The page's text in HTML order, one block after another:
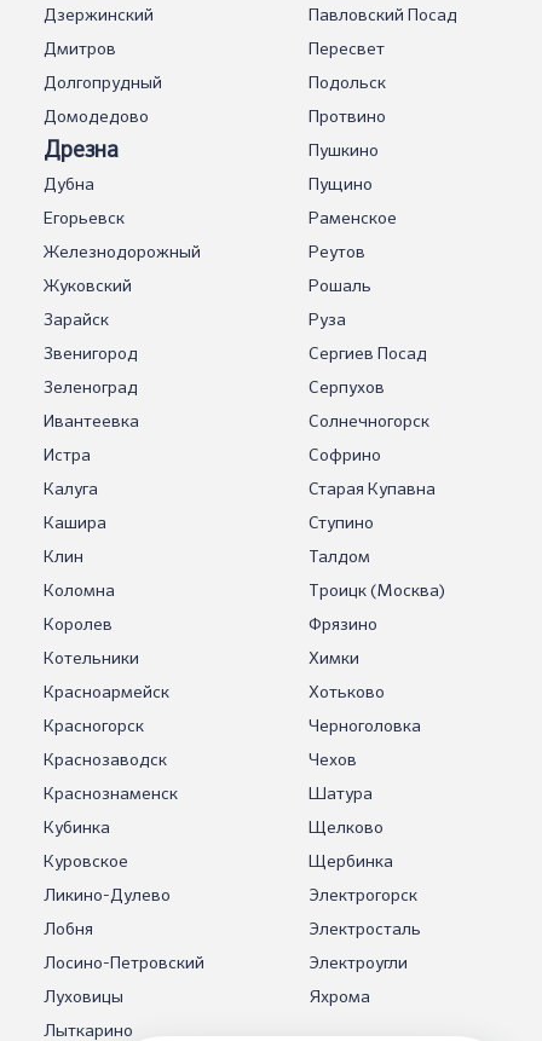
Дзержинский
Дмитров
Долгопрудный
Домодедово
Дрезна
Дубна
Егорьевск
Железнодорожный
Жуковский
Зарайск
Звенигород
Зеленоград
Ивантеевка
Истра
Калуга
Кашира
Клин
Коломна
Королев
Котельники
Красноармейск
Красногорск
Краснозаводск
Краснознаменск
Кубинка
Куровское
Ликино-Дулево
Лобня
Лосино-Петровский
Луховицы
Лыткарино
Павловский Посад
Пересвет
Подольск
Протвино
Пушкино
Пущино
Раменское
Реутов
Рошаль
Руза
Сергиев Посад
Серпухов
Солнечногорск
Софрино
Старая Купавна
Ступино
Талдом
Троицк (Москва)
Фрязино
Химки
Хотьково
Черноголовка
Чехов
Шатура
Щелково
Щербинка
Электрогорск
Электросталь
Электроугли
Яхрома